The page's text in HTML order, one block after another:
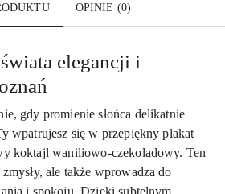
OPINIE (0)
elegancji i
gdy promienie słońca delikatnie
wpatrujesz się w przepiękny plakat
koktajl waniliowo-czekoladowy. Ten
ale także wprowadza do
i spokoju. Dzięki subtelnym